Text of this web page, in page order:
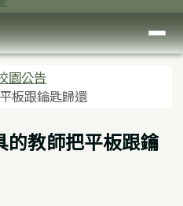
園公告
板跟鑰匙歸還
的教師把平板跟鑰